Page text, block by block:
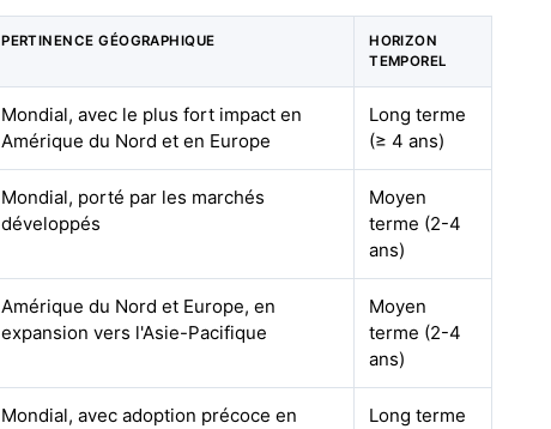
PERTINENCE GÉOGRAPHIQUE
HORIZON
TEMPOREL
Mondial, avec le plus fort impact en
Amérique du Nord et en Europe
Long terme
(≥ 4 ans)
Mondial, porté par les marchés
développés
Moyen
terme (2-4
ans)
Amérique du Nord et Europe, en
expansion vers l'Asie-Pacifique
Moyen
terme (2-4
ans)
Mondial, avec adoption précoce en
Long terme